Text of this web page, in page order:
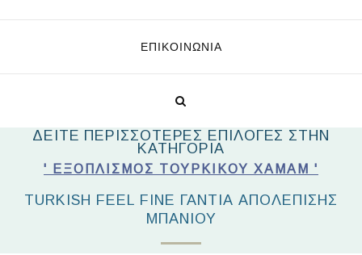
ΕΠΙΚΟΙΝΩΝΊΑ
ΔΕΙΤΕ ΠΕΡΙΣΣΟΤΕΡΕΣ ΕΠΙΛΟΓΕΣ ΣΤΗΝ
ΚΑΤΗΓΟΡΙΑ
' ΕΞΟΠΛΙΣΜΌΣ ΤΟΎΡΚΙΚΟΥ ΧΑΜΆΜ '
TURKISH FEEL FINE ΓΆΝΤΙΑ ΑΠΟΛΈΠΙΣΗΣ
ΜΠΆΝΙΟΥ